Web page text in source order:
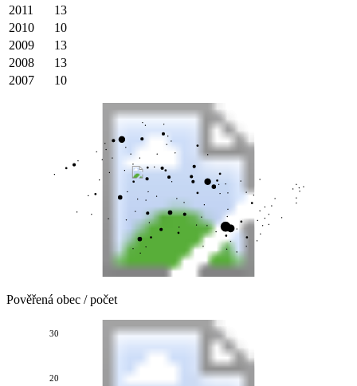
2011
13
2010
10
2009
13
2008
13
2007
10
Pověřená obec / počet
20
30